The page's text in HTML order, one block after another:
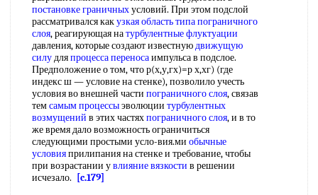
постановке граничныхусловий. При этом подслой
рассматривался какузкая областьтипа пограничного
слоя, реагирующая натурбулентные флуктуации
давления, которые создают известнуюдвижущую
силудляпроцесса переносаимпульса в подслое.
Предположение о том, что р(х,у,гх)=р х,хг) (где
индекс ш — условие на стенке), позволило учесть
условия во внешней части пограничного слоя, связав
темсамым процессыэволюции турбулентных
возмущений в этих частяхпограничного слоя, и в то
же время дало возможность ограничиться
следующими простыми усло-вия.ми обычные
условияприлипания на стенке и требование, чтобы
при возрастании увлияние вязкости в решении
исчезало.
[c.179]